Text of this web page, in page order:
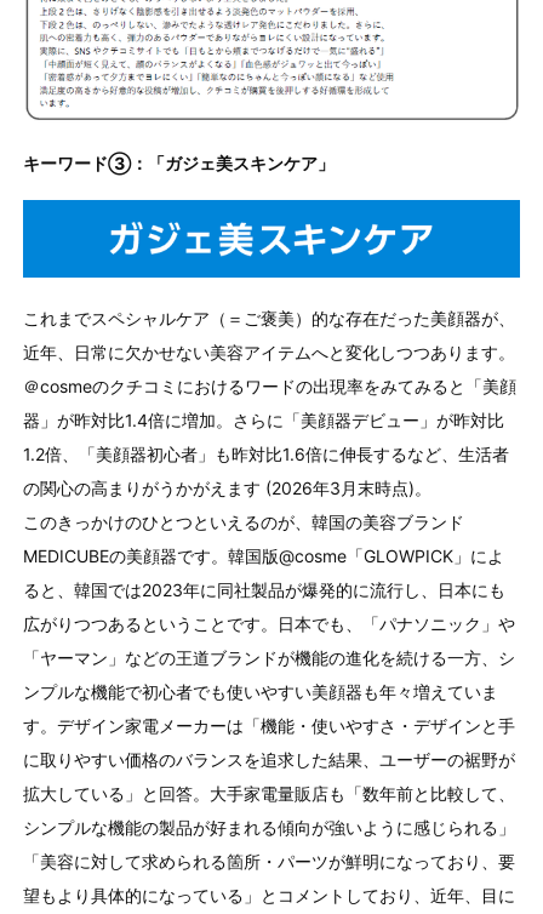
キーワード③：「ガジェ美スキンケア」
これまでスペシャルケア（＝ご褒美）的な存在だった美顔器が、
近年、日常に欠かせない美容アイテムへと変化しつつあります。
＠cosmeのクチコミにおけるワードの出現率をみてみると「美顔
器」が昨対比1.4倍に増加。さらに「美顔器デビュー」が昨対比
1.2倍、「美顔器初心者」も昨対比1.6倍に伸長するなど、生活者
の関心の高まりがうかがえます (2026年3月末時点)。
このきっかけのひとつといえるのが、韓国の美容ブランド
MEDICUBEの美顔器です。韓国版@cosme「GLOWPICK」によ
ると、韓国では2023年に同社製品が爆発的に流行し、日本にも
広がりつつあるということです。日本でも、「パナソニック」や
「ヤーマン」などの王道ブランドが機能の進化を続ける一方、シ
ンプルな機能で初心者でも使いやすい美顔器も年々増えていま
す。デザイン家電メーカーは「機能・使いやすさ・デザインと手
に取りやすい価格のバランスを追求した結果、ユーザーの裾野が
拡大している」と回答。大手家電量販店も「数年前と比較して、
シンプルな機能の製品が好まれる傾向が強いように感じられる」
「美容に対して求められる箇所・パーツが鮮明になっており、要
望もより具体的になっている」とコメントしており、近年、目に